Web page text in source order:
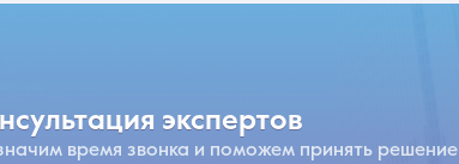
экспертов
время звонка и поможем принять решение